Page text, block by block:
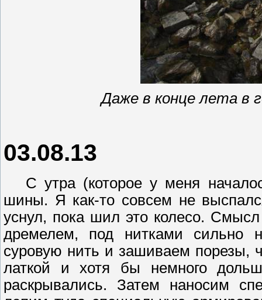
Даже в конце лета в
03.08.13
С утра (которое у меня
шины. Я как-то совсем не
уснул, пока шил это колесо.
дремелем, под нитками сильно
суровую нить и зашиваем порезы,
латкой и хотя бы немного
раскрывались. Затем наносим